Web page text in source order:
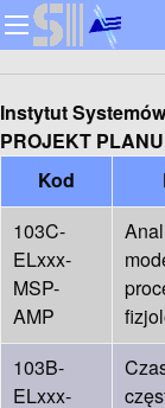
Instytut
PROJEKT
Kod
103C-
ELxxx-
MSP-
AMP
103B-
ELxxx-